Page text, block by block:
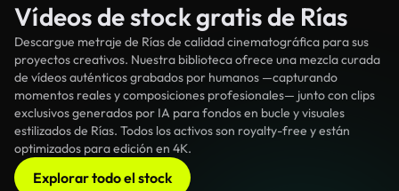
Vídeos de stock gratis de Rías
Descargue metraje de Rías de calidad cinematográfica para sus
proyectos creativos. Nuestra biblioteca ofrece una mezcla curada
de vídeos auténticos grabados por humanos —capturando
momentos reales y composiciones profesionales— junto con clips
exclusivos generados por IA para fondos en bucle y visuales
estilizados de Rías. Todos los activos son royalty-free y están
optimizados para edición en 4K.
Explorar todo el stock